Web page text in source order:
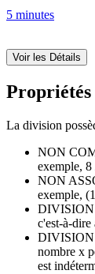
5 minutes
Voir les Détails
La division
NON
exemple,
NON
exemple,
DIVISION
c'est-à-dire
DIVISION
nombre x
est